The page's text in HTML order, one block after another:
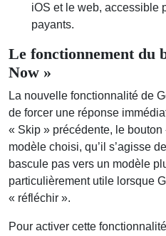
iOS et le web, accessible
payants.
Le fonctionnement du
Now »
La nouvelle fonctionnalité de
de forcer une réponse
« Skip » précédente, le
modèle choisi, qu’il s’agisse
bascule pas vers un modèle
particulièrement utile lorsque
« réfléchir ».
Pour activer cette